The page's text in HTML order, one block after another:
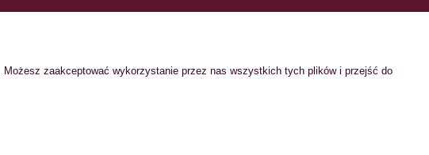
Kontakt
zaakceptować wykorzystanie przez nas wszystkich tych plików i przejść do